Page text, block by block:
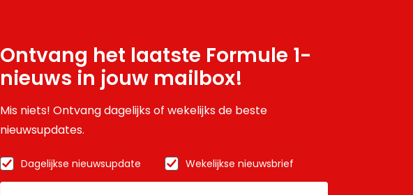
Ontvang het laatste Formule 1-
nieuws in jouw mailbox!
Mis niets! Ontvang dagelijks of wekelijks de beste
nieuwsupdates.
Dagelijkse nieuwsupdate Wekelijkse nieuwsbrief